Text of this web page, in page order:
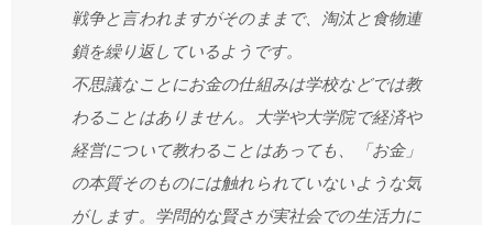
戦争と言われますがそのままで、淘汰と食物連
鎖を繰り返しているようです。
不思議なことにお金の仕組みは学校などでは教
わることはありません。大学や大学院で経済や
経営について教わることはあっても、「お金」
の本質そのものには触れられていないような気
がします。学問的な賢さが実社会での生活力に